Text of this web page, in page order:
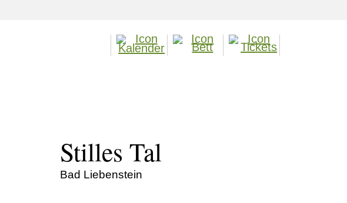
Stilles Tal
Bad Liebenstein